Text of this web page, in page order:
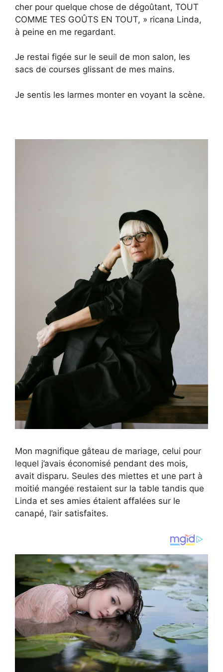
cher pour quelque chose de dégoûtant, TOUT
COMME TES GOÛTS EN TOUT, » ricana Linda,
à peine en me regardant.
Je restai figée sur le seuil de mon salon, les
sacs de courses glissant de mes mains.
Je sentis les larmes monter en voyant la scène.
Mon magnifique gâteau de mariage, celui pour
lequel j’avais économisé pendant des mois,
avait disparu. Seules des miettes et une part à
moitié mangée restaient sur la table tandis que
Linda et ses amies étaient affalées sur le
canapé, l’air satisfaites.